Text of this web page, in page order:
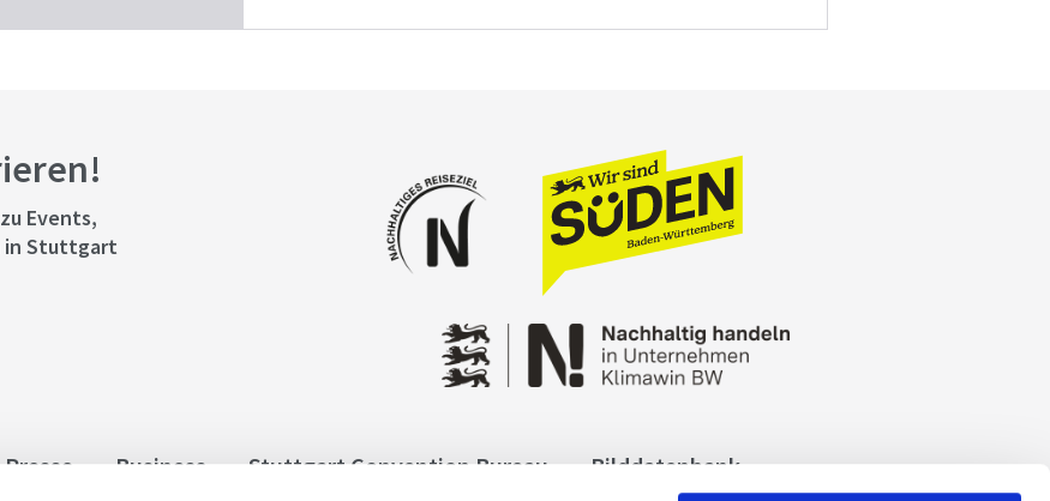
Events,
in Stuttgart
Presse Business Stuttgart Convention Bureau
Bilddatenbank